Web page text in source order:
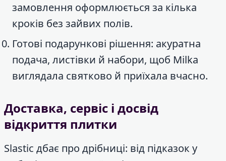
замовлення оформлюється за кілька
кроків без зайвих полів.
Готові подарункові рішення: акуратна
подача, листівки й набори, щоб Milka
виглядала святково й приїхала вчасно.
Доставка, сервіс і досвід
відкриття плитки
Slastic дбає про дрібниці: від підказок у